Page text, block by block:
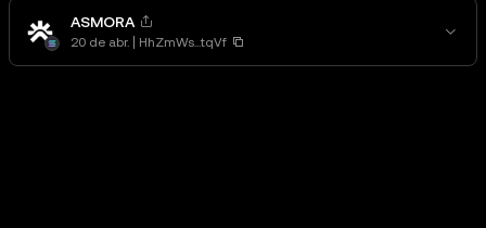
ASMORA
20 de abr. HhZmWs...tqVf